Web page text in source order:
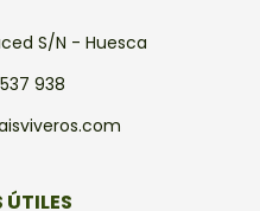
S/N - Huesca
938
ÚTILES